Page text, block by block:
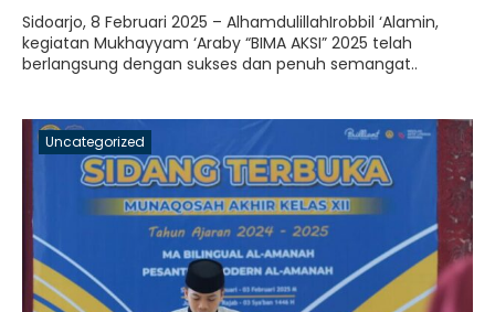
Sidoarjo, 8 Februari 2025 – AlhamdulillahIrobbil ‘Alamin,
kegiatan Mukhayyam ‘Araby “BIMA AKSI” 2025 telah
berlangsung dengan sukses dan penuh semangat..
Uncategorized